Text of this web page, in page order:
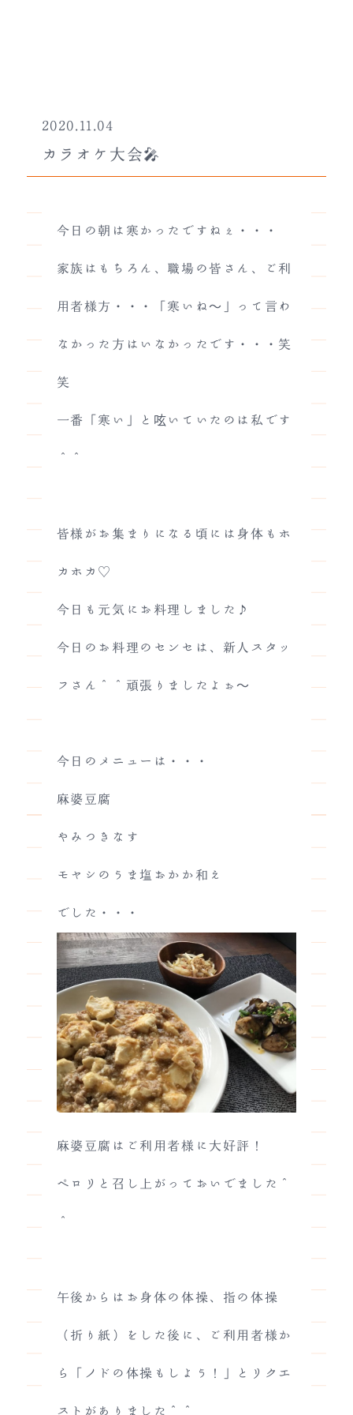
2020.11.04
カラオケ大会🎤
今日の朝は寒かったですねぇ・・・
家族はもちろん、職場の皆さん、ご利
用者様方・・・「寒いね～」って言わ
なかった方はいなかったです・・・笑
笑
一番「寒い」と呟いていたのは私です
＾＾
皆様がお集まりになる頃には身体もホ
カホカ♡
今日も元気にお料理しました♪
今日のお料理のセンセは、新人スタッ
フさん＾＾頑張りましたよぉ～
今日のメニューは・・・
麻婆豆腐
やみつきなす
モヤシのうま塩おかか和え
でした・・・
麻婆豆腐はご利用者様に大好評！
ペロリと召し上がっておいでました＾
＾
午後からはお身体の体操、指の体操
（折り紙）をした後に、ご利用者様か
ら「ノドの体操もしよう！」とリクエ